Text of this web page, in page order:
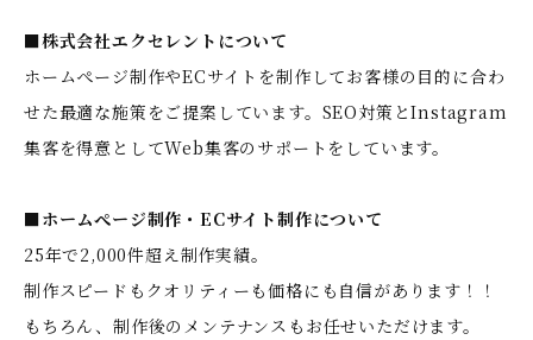
■株式会社エクセレントについて
ホームぺージ制作やECサイトを制作してお客様の目的に合わ
せた最適な施策をご提案しています。SEO対策とInstagram
集客を得意としてWeb集客のサポートをしています。
■ホームぺージ制作・ECサイト制作について
25年で2,000件超え制作実績。
制作スピードもクオリティーも価格にも自信があります！！
もちろん、制作後のメンテナンスもお任せいただけます。